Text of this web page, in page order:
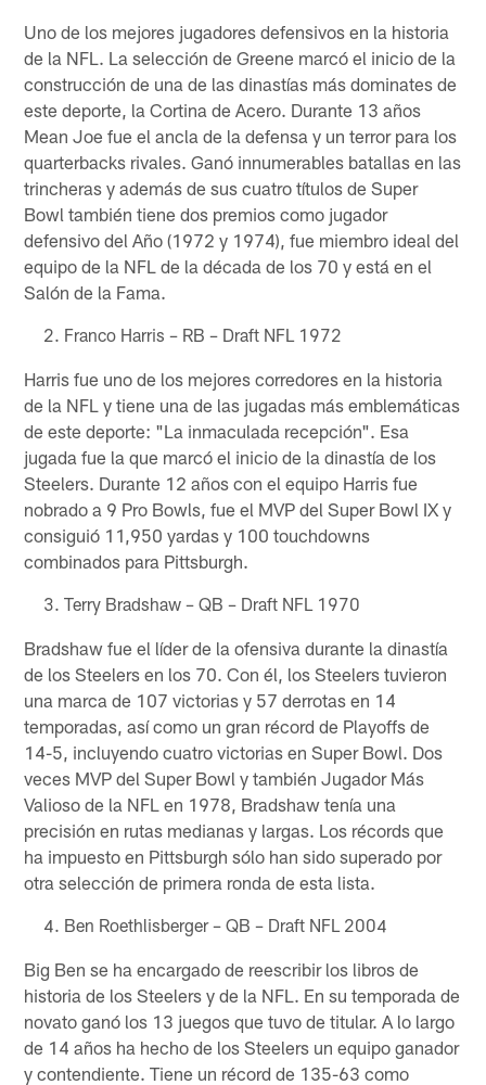
Uno de los mejores jugadores defensivos en la historia
de la NFL. La selección de Greene marcó el inicio de la
construcción de una de las dinastías más dominates de
este deporte, la Cortina de Acero. Durante 13 años
Mean Joe fue el ancla de la defensa y un terror para los
quarterbacks rivales. Ganó innumerables batallas en las
trincheras y además de sus cuatro títulos de Super
Bowl también tiene dos premios como jugador
defensivo del Año (1972 y 1974), fue miembro ideal del
equipo de la NFL de la década de los 70 y está en el
Salón de la Fama.
Franco Harris – RB – Draft NFL 1972
Harris fue uno de los mejores corredores en la historia
de la NFL y tiene una de las jugadas más emblemáticas
de este deporte: "La inmaculada recepción". Esa
jugada fue la que marcó el inicio de la dinastía de los
Steelers. Durante 12 años con el equipo Harris fue
nobrado a 9 Pro Bowls, fue el MVP del Super Bowl IX y
consiguió 11,950 yardas y 100 touchdowns
combinados para Pittsburgh.
Terry Bradshaw – QB – Draft NFL 1970
Bradshaw fue el líder de la ofensiva durante la dinastía
de los Steelers en los 70. Con él, los Steelers tuvieron
una marca de 107 victorias y 57 derrotas en 14
temporadas, así como un gran récord de Playoffs de
14-5, incluyendo cuatro victorias en Super Bowl. Dos
veces MVP del Super Bowl y también Jugador Más
Valioso de la NFL en 1978, Bradshaw tenía una
precisión en rutas medianas y largas. Los récords que
ha impuesto en Pittsburgh sólo han sido superado por
otra selección de primera ronda de esta lista.
Ben Roethlisberger – QB – Draft NFL 2004
Big Ben se ha encargado de reescribir los libros de
historia de los Steelers y de la NFL. En su temporada de
novato ganó los 13 juegos que tuvo de titular. A lo largo
de 14 años ha hecho de los Steelers un equipo ganador
y contendiente. Tiene un récord de 135-63 como